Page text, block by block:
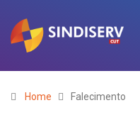
Home Falecimento